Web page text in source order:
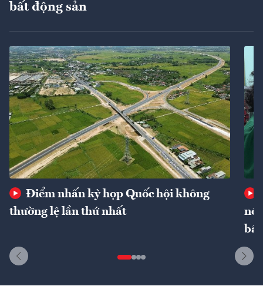
bất động sản
Điểm nhấn kỳ họp Quốc hội không
thường lệ lần thứ nhất